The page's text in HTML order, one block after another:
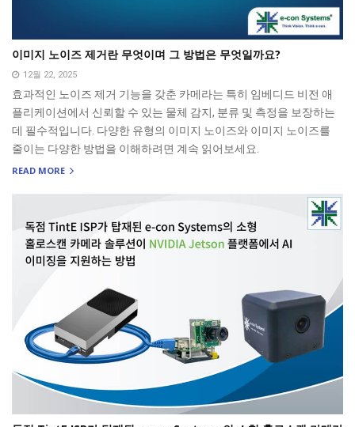
이미지 노이즈 제거란 무엇이며 그 방법은 무엇일까요?
12월 22, 2025
효과적인 노이즈 제거 기능을 갖춘 카메라는 특히 임베디드 비전 애
플리케이션에서 신뢰할 수 있는 물체 감지, 분류 및 측정을 보장하는
데 필수적입니다. 다양한 유형의 이미지 노이즈와 이미지 노이즈를
줄이는 다양한 방법을 이해하려면 계속 읽어보세요.
READ MORE